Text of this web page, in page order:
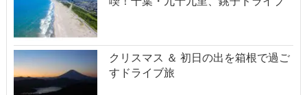
クリスマス ＆ 初日の出を箱根で過ご
すドライブ旅